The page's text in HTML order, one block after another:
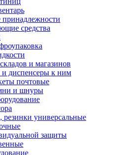
принадлежности
средства
и магазинов
диспенсеры к ним
почтовые
и шнуры
универсальные
защиты